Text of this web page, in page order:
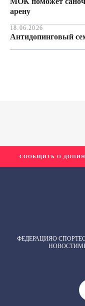
арену
18.06.2026
Антидопинговый
ФЕДЕРАЦИЯО СПОРТЕ
НОВОСТИ
СООБЩИТЬ О